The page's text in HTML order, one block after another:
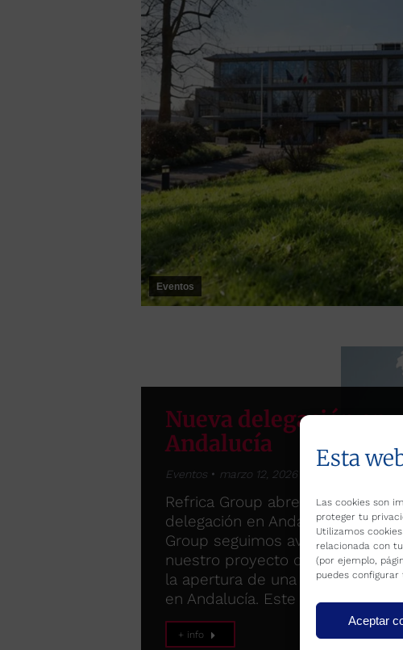
Esta
Las cookies son
proteger tu
Utilizamos
relacionada con
(por ejemplo,
puedes
Aceptar
Eventos
Nueva delegación en
Andalucía
Eventos marzo 12, 2026
Refrica Group abre una nueva
delegación en Andalucía En
Group seguimos avanzando en
nuestro proyecto de
la apertura de una nueva
en Andalucía. Este nuevo paso…
+ info